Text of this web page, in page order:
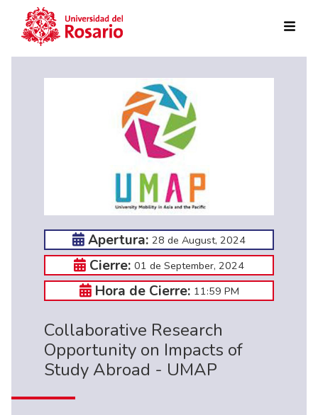
Apertura: 28 de August, 2024
Cierre: 01 de September, 2024
Hora de Cierre: 11:59 PM
Collaborative Research
Opportunity on Impacts of
Study Abroad - UMAP